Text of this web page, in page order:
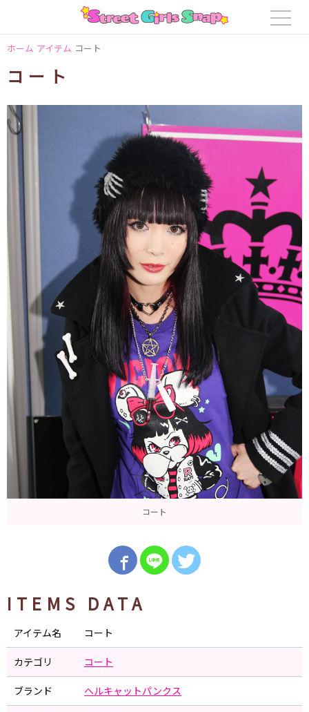
ホーム アイテム コート
コート
コート
ITEMS DATA
アイテム名 コート
カテゴリ コート
ブランド ヘルキャットパンクス